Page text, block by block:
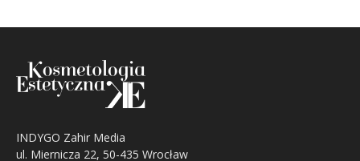
INDYGO Zahir Media
ul. Miernicza 22, 50-435 Wrocław